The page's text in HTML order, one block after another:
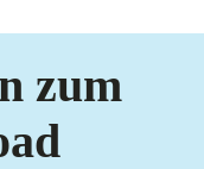
zum